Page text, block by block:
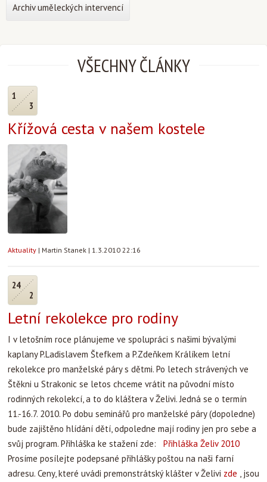
VŠECHNY ČLÁNKY
1
3
Křížová cesta v našem kostele
Aktuality | Martin Stanek | 1.3.2010 22:16
24
2
Letní rekolekce pro rodiny
I v letošním roce plánujeme ve spolupráci s našimi bývalými
kaplany P.Ladislavem Štefkem a P.Zdeňkem Králíkem letní
rekolekce pro manželské páry s dětmi. Po letech strávených ve
Štěkni u Strakonic se letos chceme vrátit na původní místo
rodinných rekolekcí, a to do kláštera v Želivi. Jedná se o termín
11.-16.7. 2010. Po dobu seminářů pro manželské páry (dopoledne)
bude zajištěno hlídání dětí, odpoledne mají rodiny jen pro sebe a
svůj program. Přihláška ke stažení zde: Přihláška Želiv 2010
Prosíme posílejte podepsané přihlášky poštou na naši farní
adresu. Ceny, které uvádi premonstrátský klášter v Želivi zde , jsou
Archiv uměleckých intervencí